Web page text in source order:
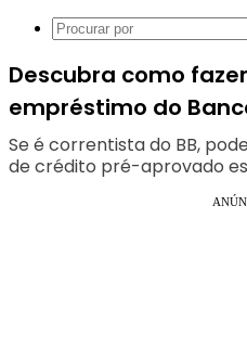
Descubra como
empréstimo do
Se é correntista do BB,
de crédito pré-aprovado